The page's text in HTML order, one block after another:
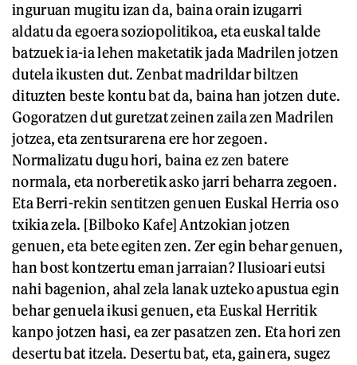
inguruan mugitu izan da, baina orain izugarri
aldatu da egoera soziopolitikoa, eta euskal talde
batzuek ia-ia lehen maketatik jada Madrilen jotzen
dutela ikusten dut. Zenbat madrildar biltzen
dituzten beste kontu bat da, baina han jotzen dute.
Gogoratzen dut guretzat zeinen zaila zen Madrilen
jotzea, eta zentsurarena ere hor zegoen.
Normalizatu dugu hori, baina ez zen batere
normala, eta norberetik asko jarri beharra zegoen.
Eta Berri-rekin sentitzen genuen Euskal Herria oso
txikia zela. [Bilboko Kafe] Antzokian jotzen
genuen, eta bete egiten zen. Zer egin behar genuen,
han bost kontzertu eman jarraian? Ilusioari eutsi
nahi bagenion, ahal zela lanak uzteko apustua egin
behar genuela ikusi genuen, eta Euskal Herritik
kanpo jotzen hasi, ea zer pasatzen zen. Eta hori zen
desertu bat itzela. Desertu bat, eta, gainera, sugez